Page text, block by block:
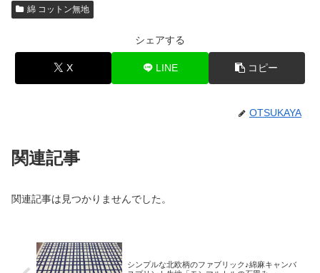
綿 コットン無地
シェアする
X LINE コピー
OTSUKAYA
関連記事
関連記事は見つかりませんでした。
シンプルな北欧柄のファブリック♪綿麻キャンバ